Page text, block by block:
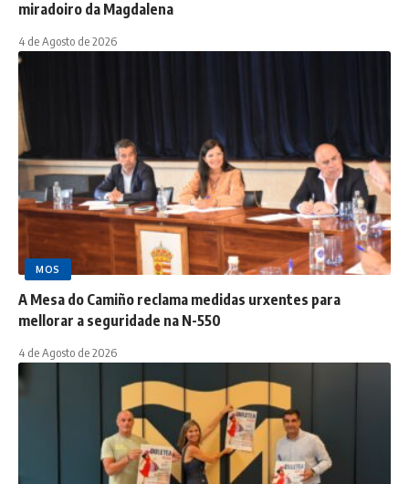
miradoiro da Magdalena
4 de Agosto de 2026
MOS
A Mesa do Camiño reclama medidas urxentes para
mellorar a seguridade na N-550
4 de Agosto de 2026